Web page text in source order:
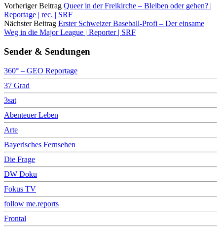
Vorheriger Beitrag Queer in der Freikirche – Bleiben oder gehen? |
Reportage | rec. | SRF
Nächster Beitrag Erster Schweizer Baseball-Profi – Der einsame
Weg in die Major League | Reporter | SRF
Sender & Sendungen
360° – GEO Reportage
37 Grad
3sat
Abenteuer Leben
Arte
Bayerisches Fernsehen
Die Frage
DW Doku
Fokus TV
follow me.reports
Frontal